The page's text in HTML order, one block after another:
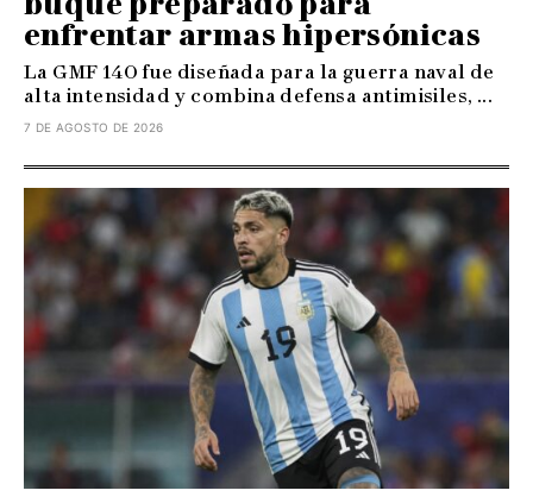
enfrentar armas hipersónicas
La GMF 140 fue diseñada para la guerra naval de
alta intensidad y combina defensa antimisiles, ...
7 DE AGOSTO DE 2026